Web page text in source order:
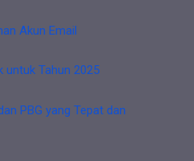
Akun Email
untuk Tahun 2025
PBG yang Tepat dan